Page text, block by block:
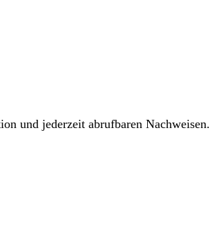
und jederzeit abrufbaren Nachweisen.